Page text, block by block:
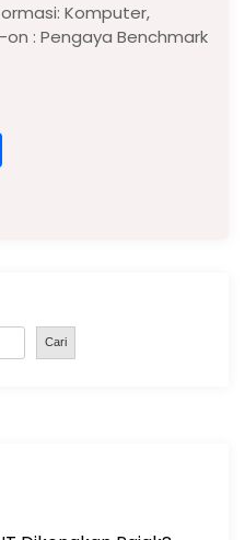
Komputer,
: Pengaya Benchmark
Cari